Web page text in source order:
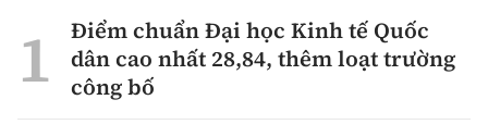
Điểm chuẩn Đại học Kinh tế Quốc
dân cao nhất 28,84, thêm loạt trường
công bố